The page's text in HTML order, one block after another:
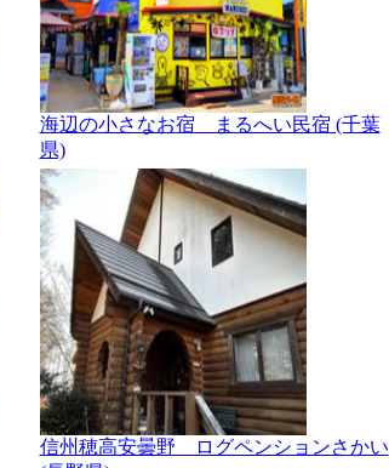
海辺の小さなお宿 まるへい民宿 (千葉
県)
信州穂高安曇野 ログペンションさかい